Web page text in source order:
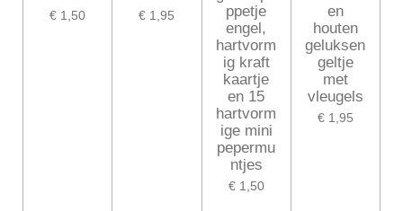
€ 1,50 € 1,95
ppetje
engel,
hartvorm
ig kraft
kaartje
en 15
hartvorm
ige mini
pepermu
ntjes
€ 1,50
en
houten
geluksen
geltje
met
vleugels
€ 1,95